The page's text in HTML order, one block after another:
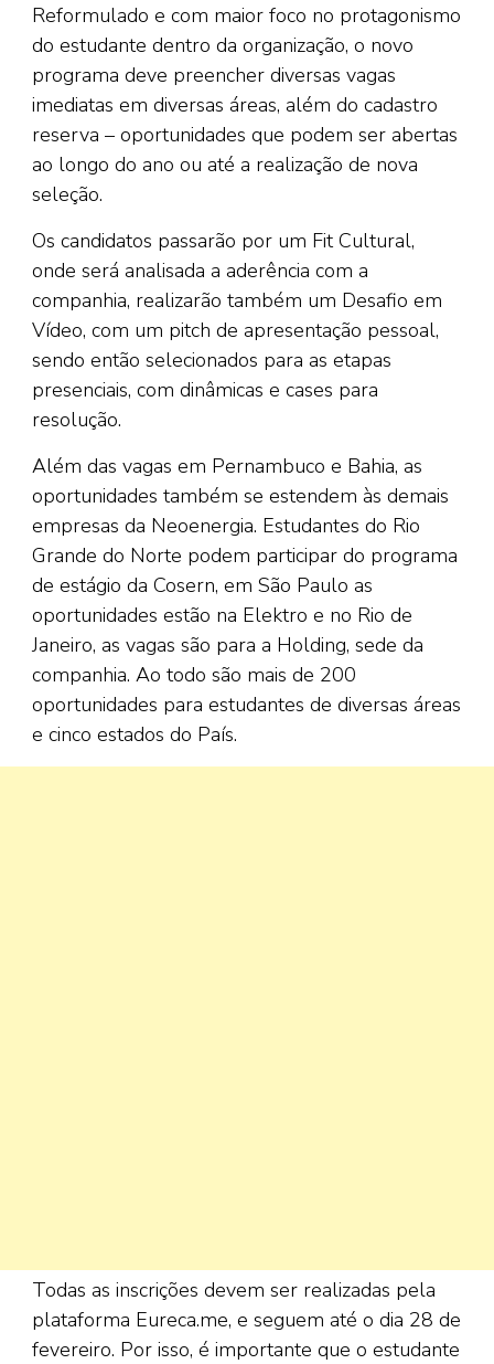
Reformulado e com maior foco no protagonismo
do estudante dentro da organização, o novo
programa deve preencher diversas vagas
imediatas em diversas áreas, além do cadastro
reserva – oportunidades que podem ser abertas
ao longo do ano ou até a realização de nova
seleção.
Os candidatos passarão por um Fit Cultural,
onde será analisada a aderência com a
companhia, realizarão também um Desafio em
Vídeo, com um pitch de apresentação pessoal,
sendo então selecionados para as etapas
presenciais, com dinâmicas e cases para
resolução.
Além das vagas em Pernambuco e Bahia, as
oportunidades também se estendem às demais
empresas da Neoenergia. Estudantes do Rio
Grande do Norte podem participar do programa
de estágio da Cosern, em São Paulo as
oportunidades estão na Elektro e no Rio de
Janeiro, as vagas são para a Holding, sede da
companhia. Ao todo são mais de 200
oportunidades para estudantes de diversas áreas
e cinco estados do País.
Todas as inscrições devem ser realizadas pela
plataforma Eureca.me, e seguem até o dia 28 de
fevereiro. Por isso, é importante que o estudante